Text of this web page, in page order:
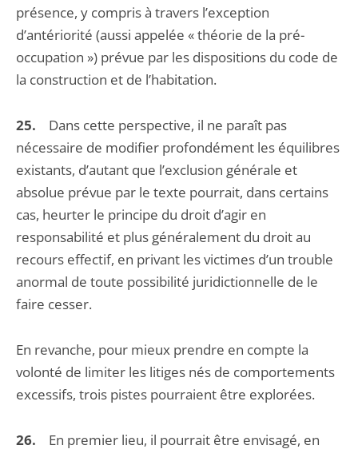
présence, y compris à travers l’exception
d’antériorité (aussi appelée « théorie de la pré-
occupation ») prévue par les dispositions du code de
la construction et de l’habitation.
25. Dans cette perspective, il ne paraît pas
nécessaire de modifier profondément les équilibres
existants, d’autant que l’exclusion générale et
absolue prévue par le texte pourrait, dans certains
cas, heurter le principe du droit d’agir en
responsabilité et plus généralement du droit au
recours effectif, en privant les victimes d’un trouble
anormal de toute possibilité juridictionnelle de le
faire cesser.
En revanche, pour mieux prendre en compte la
volonté de limiter les litiges nés de comportements
excessifs, trois pistes pourraient être explorées.
26.
En premier lieu, il pourrait être envisagé, en